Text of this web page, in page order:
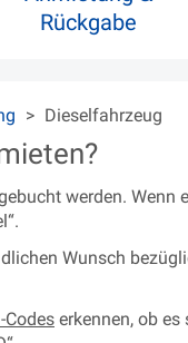
Rückgabe
Dieselfahrzeug
werden.
Wunsch
Codes erkennen, ob